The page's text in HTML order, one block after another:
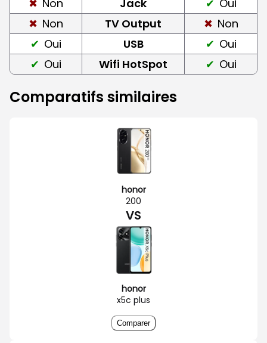
Non
Jack
Oui
Non
TV Output
Non
Oui
USB
Oui
Oui
Wifi HotSpot Oui
Comparatifs similaires
honor
200
VS
honor
x5c plus
Comparer